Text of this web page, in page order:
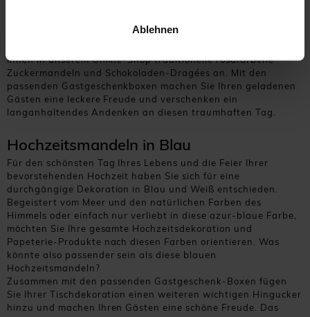
Ablehnen
Entscheiden Sie sich daher für zarte, rosa-farbene oder im
Ihnen in unserem Online-Shop traditionelle rosafarbene
Zuckermandeln und Schokoladen-Dragées an. Mit den
passenden Gastgeschenkboxen machen Sie Ihren geladenen
Gästen eine leckere Freude und verschenken ein
langanhaltendes Andenken an diesen traumhaften Tag.
Hochzeitsmandeln in Blau
Für den schönsten Tag Ihres Lebens und die Feier Ihrer
bevorstehenden Hochzeit haben Sie sich für eine
durchgängige Dekoration in Blau und Weiß entschieden.
Begeistert vom Meer und den natürlichen Farben des
Himmels oder einfach nur verliebt in diese azur-blaue Farbe,
möchten Sie Ihre gesamte Hochzeitsdekoration und
Papeterie-Produkte nach diesen Farben orientieren. Was
könnte also passender sein als diese blauen
Hochzeitsmandeln?
Zusammen mit den passenden Gastgeschenk-Boxen fügen
Sie Ihrer Tischdekoration einen weiteren wichtigen Hingucker
hinzu und machen Ihren Gästen eine schöne Freude. Das